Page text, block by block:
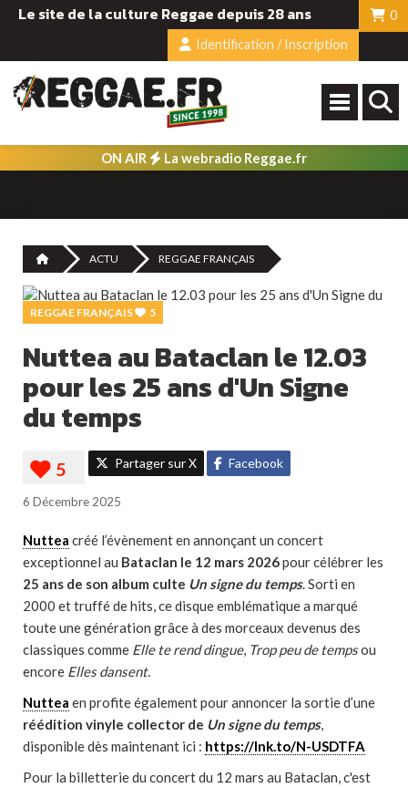
Le site de la culture Reggae depuis 28 ans
0
Identification / Inscription
ON AIR La webradio Reggae.fr
ACTU REGGAE FRANÇAIS
REGGAE FRANÇAIS 5
Nuttea au Bataclan le 12.03
pour les 25 ans d'Un Signe
du temps
Partager sur X Facebook
6 Décembre 2025
Nuttea créé l’évènement en annonçant un concert
exceptionnel au Bataclan le 12 mars 2026pour célébrer les
25 ans de son album culte Un signe du temps. Sorti en
2000 et truffé de hits, ce disque emblématique a marqué
toute une génération grâce à des morceaux devenus des
classiques comme Elle te rend dingue, Trop peu de tempsou
encore Elles dansent.
Nuttea en profite également pour annoncer la sortie d’une
réédition vinyle collector de Un signe du temps,
disponible dès maintenant ici : https://lnk.to/N-USDTFA
Pour la billetterie du concert du 12 mars au Bataclan, c'est